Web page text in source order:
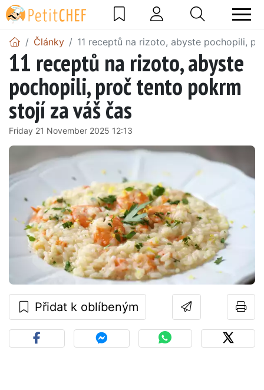
Články 11 receptů na rizoto, abyste pochopili,
11 receptů na rizoto, abyste
pochopili, proč tento pokrm
stojí za váš čas
Friday 21 November 2025 12:13
Přidat k oblíbeným